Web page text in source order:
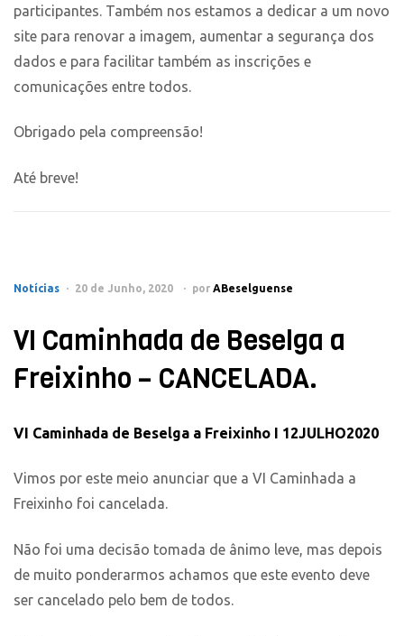
participantes. Também nos estamos a dedicar a um novo
site para renovar a imagem, aumentar a segurança dos
dados e para facilitar também as inscrições e
comunicações entre todos.
Obrigado pela compreensão!
Até breve!
Notícias 20 de Junho, 2020 por ABeselguense
VI Caminhada de Beselga a
Freixinho – CANCELADA.
VI Caminhada de Beselga a Freixinho I 12JULHO2020
Vimos por este meio anunciar que a VI Caminhada a
Freixinho foi cancelada.
Não foi uma decisão tomada de ânimo leve, mas depois
de muito ponderarmos achamos que este evento deve
ser cancelado pelo bem de todos.